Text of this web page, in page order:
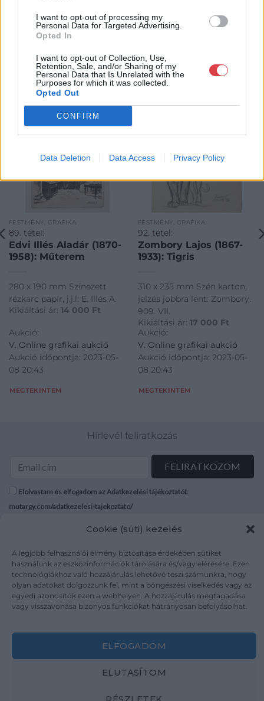
I want to opt-out of processing my
Personal Data for Targeted Advertising.
Opted In
I want to opt-out of Collection, Use,
Retention, Sale, and/or Sharing of my
Personal Data that Is Unrelated with the
Purposes for which it was collected.
Opted Out
CONFIRM
Data Deletion Data Access Privacy Policy
Cookie (süti) kezelés
A legjobb felhasználói élmény biztosítása érdekében sütiket
használunk az eszközinformációk tárolására és/vagy elérésére. Ezen
technológiákhoz való hozzájárulás lehetővé teszi számunkra, hogy
olyan adatokat dolgozzunk fel, mint a böngészési viselkedés vagy az
egyedi azonosítók ezen a webhelyen. A hozzájárulás megtagadása
vagy visszavonása bizonyos funkciókat hátrányosan befolyásolhat.
ELFOGADOM
ELUTASÍTOM
KAPCSOLÓDÓ MŰTÁRGYAK
FESTMÉNY, GRAFIKA
89. tétel:
Edvi Illés Aladár (1870-
1958): Műterem
280 x 190 mm Színezett
rézkarc papír, j.j.l: E. Illés A.
Kikiáltási ár: 14 000 Ft
Aukció:
V. Online grafikai aukció
Aukció időpontja: 2023-05-
08 20:43
MEGTEKINTEM
FESTMÉNY, GRAFIKA
92. tétel:
Zombory Lajos (1867-
1933): Tigris
310 x 235 mm Szén karton,
jelzés jobbra lent: Zombory.
909. VII.
Kikiáltási ár: 17 000 Ft
Aukció:
V. Online grafikai aukció
Aukció időpontja: 2023-05-
08 20:43
MEGTEKINTEM
Hírlevél feliratkozás
Elolvastam és elfogadom az Adatkezelési tájékoztatót:
mutargy.com/adatkezelesi-tajekoztato/
Médiaajánlat
Karrier
Kapcsolat
Áraink
ÁSZF
Adatvédelem
Impresszum